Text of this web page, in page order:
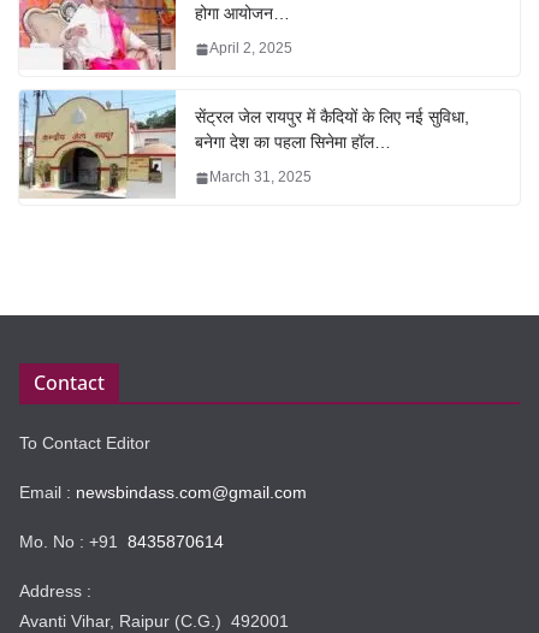
होगा आयोजन…
April 2, 2025
सेंट्रल जेल रायपुर में कैदियों के लिए नई सुविधा,
बनेगा देश का पहला सिनेमा हॉल…
March 31, 2025
Contact
To Contact Editor
Email : newsbindass.com@gmail.com
Mo. No : +91 8435870614
Address :
Avanti Vihar, Raipur (C.G.) 492001